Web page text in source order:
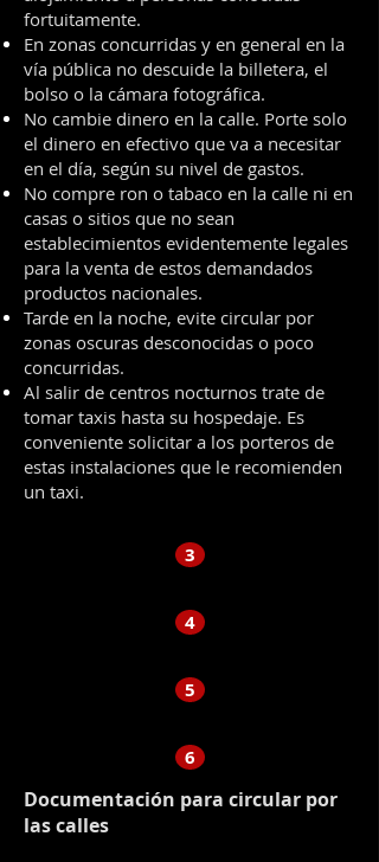
3
4
5
6
fortuitamente.
En zonas concurridas y en general en la
vía pública no descuide la billetera, el
bolso o la cámara fotográfica.
No cambie dinero en la calle. Porte solo
el dinero en efectivo que va a necesitar
en el día, según su nivel de gastos.
No compre ron o tabaco en la calle ni en
casas o sitios que no sean
establecimientos evidentemente legales
para la venta de estos demandados
productos nacionales.
Tarde en la noche, evite circular por
zonas oscuras desconocidas o poco
concurridas.
Al salir de centros nocturnos trate de
tomar taxis hasta su hospedaje. Es
conveniente solicitar a los porteros de
estas instalaciones que le recomienden
un taxi.
Documentación para circular por
las calles